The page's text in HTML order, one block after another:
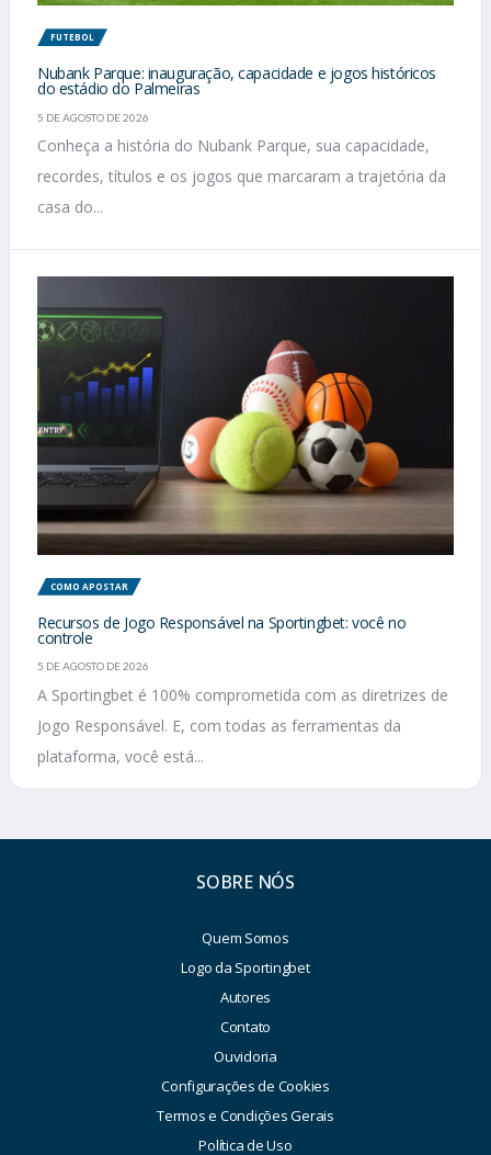
FUTEBOL
Nubank Parque: inauguração, capacidade e jogos históricos
do estádio do Palmeiras
5 DE AGOSTO DE 2026
Conheça a história do Nubank Parque, sua capacidade,
recordes, títulos e os jogos que marcaram a trajetória da
casa do...
COMO APOSTAR
Recursos de Jogo Responsável na Sportingbet: você no
controle
5 DE AGOSTO DE 2026
A Sportingbet é 100% comprometida com as diretrizes de
Jogo Responsável. E, com todas as ferramentas da
plataforma, você está...
SOBRE NÓS
Quem Somos
Logo da Sportingbet
Autores
Contato
Ouvidoria
Configurações de Cookies
Termos e Condições Gerais
Política de Uso